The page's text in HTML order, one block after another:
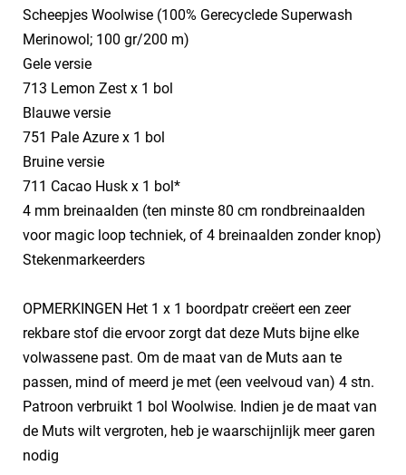
Scheepjes Woolwise (100% Gerecyclede Superwash
Merinowol; 100 gr/200 m)
​Gele versie
​713 Lemon Zest x 1 bol
​Blauwe versie
​751 Pale Azure x 1 bol
​Bruine versie
​711 Cacao Husk x 1 bol*
​4 mm breinaalden (ten minste 80 cm rondbreinaalden
voor magic loop techniek, of 4 breinaalden zonder knop)
​Stekenmarkeerders
​OPMERKINGEN Het 1 x 1 boordpatr creëert een zeer
rekbare stof die ervoor zorgt dat deze Muts bijne elke
volwassene past. Om de maat van de Muts aan te
passen, mind of meerd je met (een veelvoud van) 4 stn.
Patroon verbruikt 1 bol Woolwise. Indien je de maat van
de Muts wilt vergroten, heb je waarschijnlijk meer garen
nodig